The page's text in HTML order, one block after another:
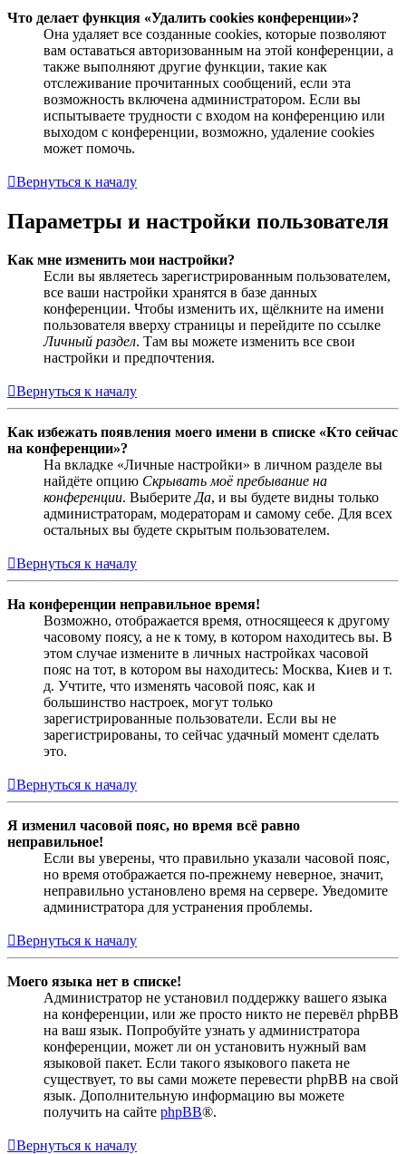
Что делает функция «Удалить cookies конференции»?
Она удаляет все созданные cookies, которые позволяют
вам оставаться авторизованным на этой конференции, а
также выполняют другие функции, такие как
отслеживание прочитанных сообщений, если эта
возможность включена администратором. Если вы
испытываете трудности с входом на конференцию или
выходом с конференции, возможно, удаление cookies
может помочь.
Вернуться к началу
Параметры и настройки пользователя
Как мне изменить мои настройки?
Если вы являетесь зарегистрированным пользователем,
все ваши настройки хранятся в базе данных
конференции. Чтобы изменить их, щёлкните на имени
пользователя вверху страницы и перейдите по ссылке
Личный раздел. Там вы можете изменить все свои
настройки и предпочтения.
Вернуться к началу
Как избежать появления моего имени в списке «Кто сейчас
на конференции»?
На вкладке «Личные настройки» в личном разделе вы
найдёте опцию Скрывать моё пребывание на
конференции. Выберите Да, и вы будете видны только
администраторам, модераторам и самому себе. Для всех
остальных вы будете скрытым пользователем.
Вернуться к началу
На конференции неправильное время!
Возможно, отображается время, относящееся к другому
часовому поясу, а не к тому, в котором находитесь вы. В
этом случае измените в личных настройках часовой
пояс на тот, в котором вы находитесь: Москва, Киев и т.
д. Учтите, что изменять часовой пояс, как и
большинство настроек, могут только
зарегистрированные пользователи. Если вы не
зарегистрированы, то сейчас удачный момент сделать
это.
Вернуться к началу
Я изменил часовой пояс, но время всё равно
неправильное!
Если вы уверены, что правильно указали часовой пояс,
но время отображается по-прежнему неверное, значит,
неправильно установлено время на сервере. Уведомите
администратора для устранения проблемы.
Вернуться к началу
Моего языка нет в списке!
Администратор не установил поддержку вашего языка
на конференции, или же просто никто не перевёл phpBB
на ваш язык. Попробуйте узнать у администратора
конференции, может ли он установить нужный вам
языковой пакет. Если такого языкового пакета не
существует, то вы сами можете перевести phpBB на свой
язык. Дополнительную информацию вы можете
получить на сайте phpBB®.
Вернуться к началу